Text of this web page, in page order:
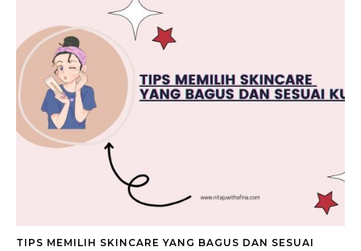
TIPS MEMILIH SKINCARE YANG BAGUS DAN SESUAI